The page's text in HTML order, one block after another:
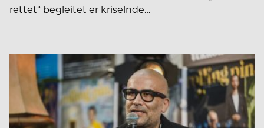
rettet“ begleitet er kriselnde…